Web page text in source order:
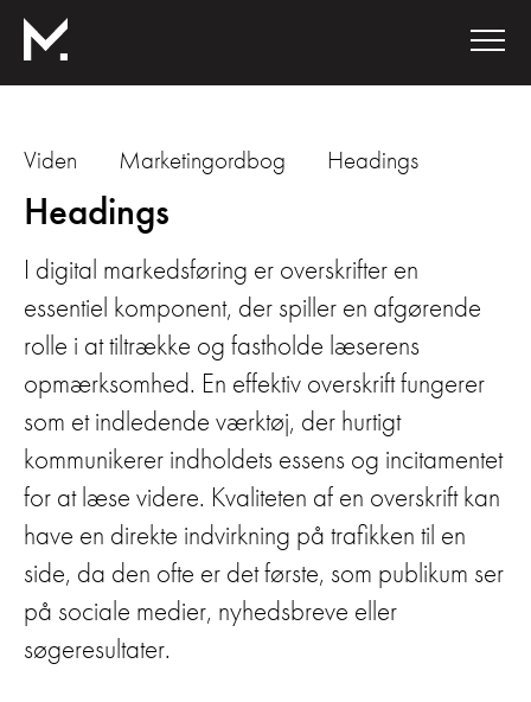
Viden Marketingordbog Headings
Headings
I digital markedsføring er overskrifter en
essentiel komponent, der spiller en afgørende
rolle i at tiltrække og fastholde læserens
opmærksomhed. En effektiv overskrift fungerer
som et indledende værktøj, der hurtigt
kommunikerer indholdets essens og incitamentet
for at læse videre. Kvaliteten af en overskrift kan
have en direkte indvirkning på trafikken til en
side, da den ofte er det første, som publikum ser
på sociale medier, nyhedsbreve eller
søgeresultater.